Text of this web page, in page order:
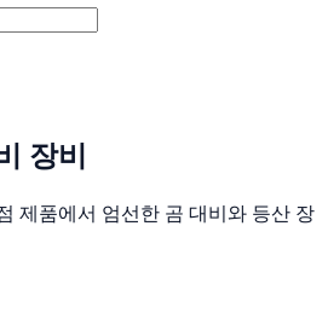
장비
제품에서 엄선한 곰 대비와 등산 장